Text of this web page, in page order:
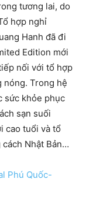
tương lai, do
hợp nghỉ
Hanh đã đi
Edition mới
nối với tổ hợp
nóng. Trong hệ
sức khỏe phục
sạn suối
cao tuổi và tổ
Nhật Bản…
Phú Quốc-